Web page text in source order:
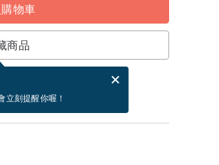
物車
商品
立刻提醒你喔！
（不包含假日）